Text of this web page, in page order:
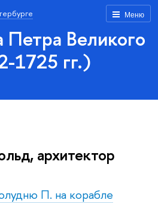
Меню
Петра Великого
1725 гг.)
архитектор
П. на корабле